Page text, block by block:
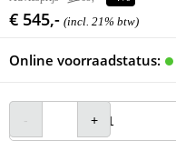
€ 545,- (incl. 21% btw)
Online voorraadstatus: